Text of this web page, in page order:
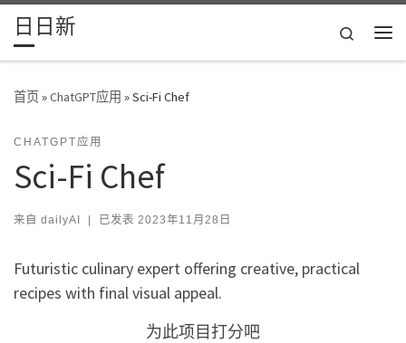
Skip to content
日日新
Search
首页»ChatGPT应用 »Sci-Fi Chef
CHATGPT应用
Sci-Fi Chef
来自 dailyAI | 已发表 2023年11月28日
Futuristic culinary expert offering creative, practical
recipes with final visual appeal.
为此项目打分吧